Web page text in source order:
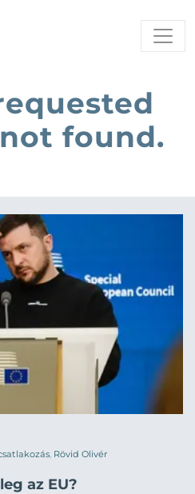
found.
Rövid Olivér
az EU?